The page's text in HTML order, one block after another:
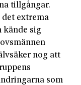
tillgångar.
det extrema
kände sig
nog att
som